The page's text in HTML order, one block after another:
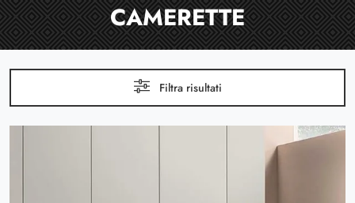
CAMERETTE
Filtra risultati